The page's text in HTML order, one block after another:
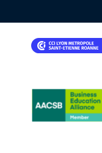
IMAGE